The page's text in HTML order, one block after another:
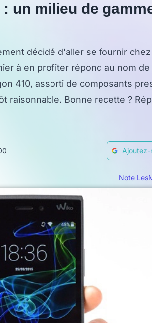
: un milieu de
décidé d'aller se fournir
à en profiter répond au nom de
410, assorti de composants
raisonnable. Bonne recette ?
Ajoutez-
Note